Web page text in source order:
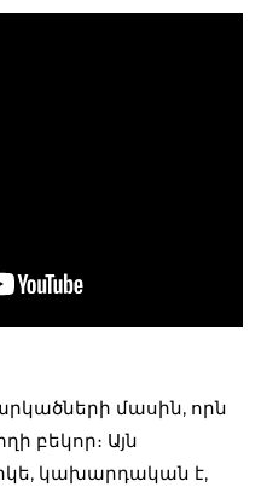
մասին, որն
բեկոր։ Այն
կախարդական է,